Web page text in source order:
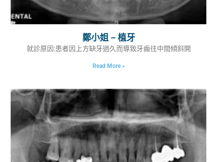
鄭小姐 – 植牙
就診原因:患者因上方缺牙過久而導致牙齒往中間傾斜開
Read More »